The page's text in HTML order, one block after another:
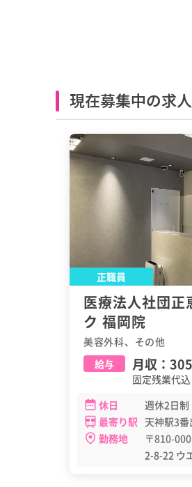
現在募集中の求人
正職員
医療法人社団正
ク 福岡院
美容外科、その他
給与
月収：
固定残業代込
休日
週休2日制
最寄り駅 天神駅3
勤務地
〒810-
2-8-22 ウ